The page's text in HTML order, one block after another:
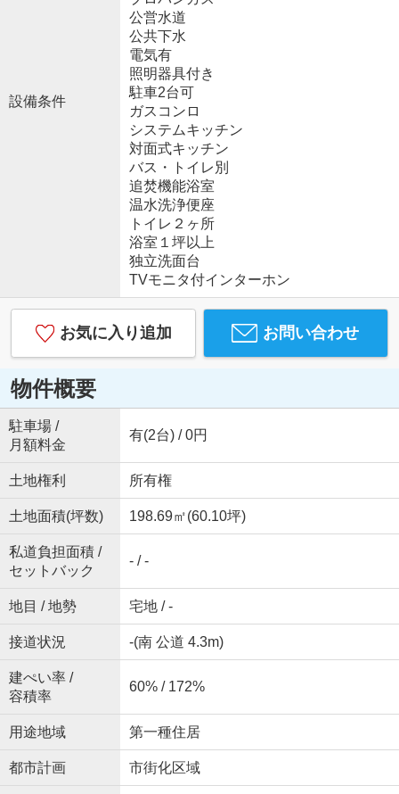
設備条件
公営水道
公共下水
電気有
照明器具付き
駐車2台可
ガスコンロ
システムキッチン
対面式キッチン
バス・トイレ別
追焚機能浴室
温水洗浄便座
トイレ２ヶ所
浴室１坪以上
独立洗面台
TVモニタ付インターホン
お気に入り追加 お問い合わせ
物件概要
駐車場 /
月額料金
有(2台) / 0円
土地権利 所有権
土地面積(坪数) 198.69㎡(60.10坪)
私道負担面積 /
セットバック
- / -
地目 / 地勢 宅地 / -
接道状況 -(南 公道 4.3m)
建ぺい率 /
容積率
60% / 172%
用途地域 第一種住居
都市計画 市街化区域